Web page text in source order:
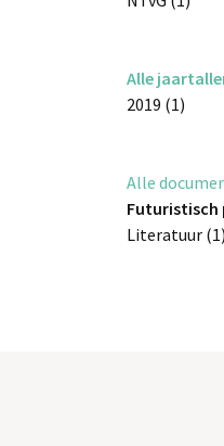
Alle
2019 (1)
Alle
Futuristisch
Literatuur (1)